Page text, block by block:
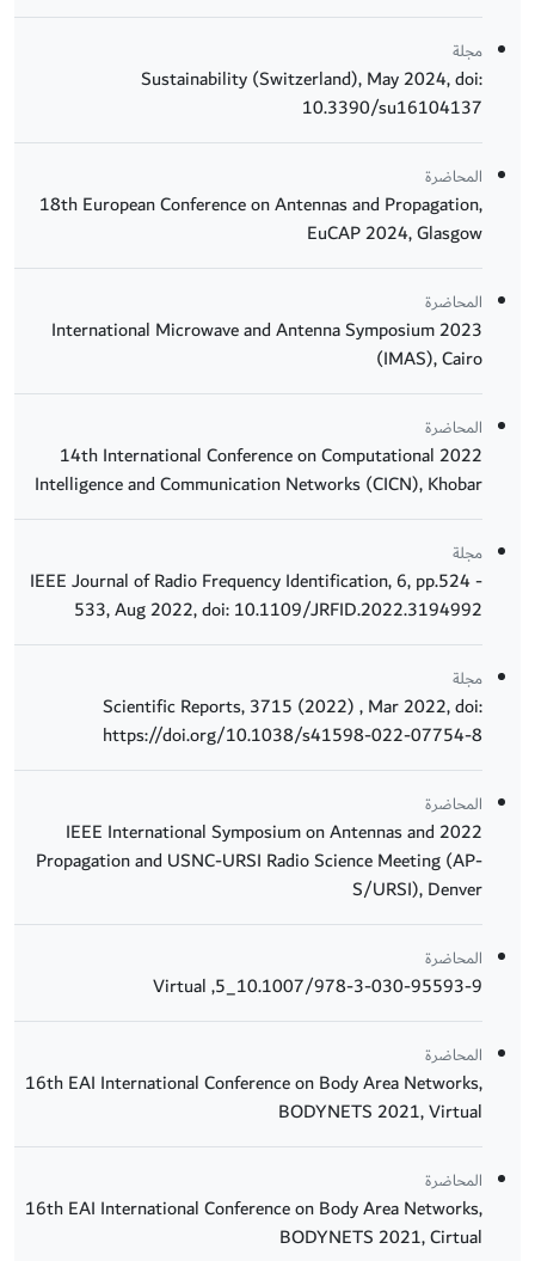
مجلة
Sustainability (Switzerland), May 2024, doi:
10.3390/su16104137
المحاضرة
18th European Conference on Antennas and Propagation,
EuCAP 2024, Glasgow
المحاضرة
2023 International Microwave and Antenna Symposium
(IMAS), Cairo
المحاضرة
2022 14th International Conference on Computational
Intelligence and Communication Networks (CICN), Khobar
مجلة
IEEE Journal of Radio Frequency Identification, 6, pp.524 -
533, Aug 2022, doi: 10.1109/JRFID.2022.3194992
مجلة
Scientific Reports, 3715 (2022) , Mar 2022, doi:
https://doi.org/10.1038/s41598-022-07754-8
المحاضرة
2022 IEEE International Symposium on Antennas and
Propagation and USNC-URSI Radio Science Meeting (AP-
S/URSI), Denver
المحاضرة
10.1007/978-3-030-95593-9_5, Virtual
المحاضرة
16th EAI International Conference on Body Area Networks,
BODYNETS 2021, Virtual
المحاضرة
16th EAI International Conference on Body Area Networks,
BODYNETS 2021, Cirtual